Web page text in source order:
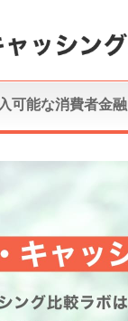
可能な消費者金融